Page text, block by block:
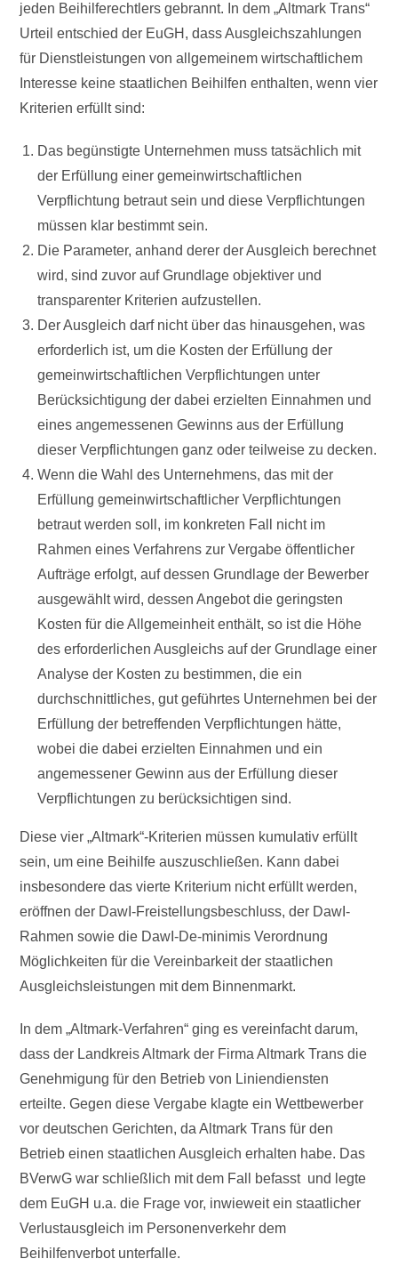
jeden Beihilferechtlers gebrannt. In dem „Altmark Trans“
Urteil entschied der EuGH, dass Ausgleichszahlungen
für Dienstleistungen von allgemeinem wirtschaftlichem
Interesse keine staatlichen Beihilfen enthalten, wenn vier
Kriterien erfüllt sind:
Das begünstigte Unternehmen muss tatsächlich mit
der Erfüllung einer gemeinwirtschaftlichen
Verpflichtung betraut sein und diese Verpflichtungen
müssen klar bestimmt sein.
Die Parameter, anhand derer der Ausgleich berechnet
wird, sind zuvor auf Grundlage objektiver und
transparenter Kriterien aufzustellen.
Der Ausgleich darf nicht über das hinausgehen, was
erforderlich ist, um die Kosten der Erfüllung der
gemeinwirtschaftlichen Verpflichtungen unter
Berücksichtigung der dabei erzielten Einnahmen und
eines angemessenen Gewinns aus der Erfüllung
dieser Verpflichtungen ganz oder teilweise zu decken.
Wenn die Wahl des Unternehmens, das mit der
Erfüllung gemeinwirtschaftlicher Verpflichtungen
betraut werden soll, im konkreten Fall nicht im
Rahmen eines Verfahrens zur Vergabe öffentlicher
Aufträge erfolgt, auf dessen Grundlage der Bewerber
ausgewählt wird, dessen Angebot die geringsten
Kosten für die Allgemeinheit enthält, so ist die Höhe
des erforderlichen Ausgleichs auf der Grundlage einer
Analyse der Kosten zu bestimmen, die ein
durchschnittliches, gut geführtes Unternehmen bei der
Erfüllung der betreffenden Verpflichtungen hätte,
wobei die dabei erzielten Einnahmen und ein
angemessener Gewinn aus der Erfüllung dieser
Verpflichtungen zu berücksichtigen sind.
Diese vier „Altmark“-Kriterien müssen kumulativ erfüllt
sein, um eine Beihilfe auszuschließen. Kann dabei
insbesondere das vierte Kriterium nicht erfüllt werden,
eröffnen der DawI-Freistellungsbeschluss, der DawI-
Rahmen sowie die DawI-De-minimis Verordnung
Möglichkeiten für die Vereinbarkeit der staatlichen
Ausgleichsleistungen mit dem Binnenmarkt.
In dem „Altmark-Verfahren“ ging es vereinfacht darum,
dass der Landkreis Altmark der Firma Altmark Trans die
Genehmigung für den Betrieb von Liniendiensten
erteilte. Gegen diese Vergabe klagte ein Wettbewerber
vor deutschen Gerichten, da Altmark Trans für den
Betrieb einen staatlichen Ausgleich erhalten habe. Das
BVerwG war schließlich mit dem Fall befasst und legte
dem EuGH u.a. die Frage vor, inwieweit ein staatlicher
Verlustausgleich im Personenverkehr dem
Beihilfenverbot unterfalle.